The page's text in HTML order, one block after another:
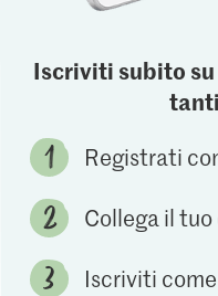
Iscriviti subito
Registrati
Collega il
Iscriviti